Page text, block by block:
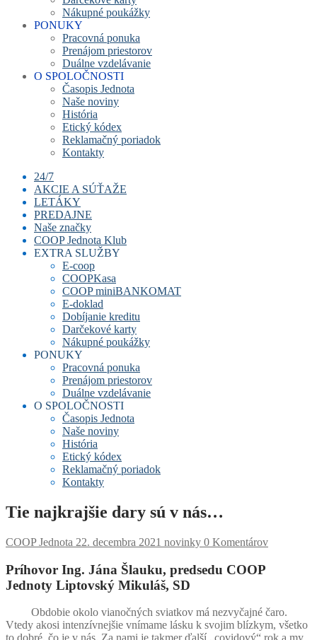
Nákupné poukážky
PONUKY
Pracovná ponuka
Prenájom priestorov
Duálne vzdelávanie
O SPOLOČNOSTI
Časopis Jednota
Naše noviny
História
Etický kódex
Reklamačný poriadok
Kontakty
24/7
AKCIE A SÚŤAŽE
LETÁKY
PREDAJNE
Naše značky
COOP Jednota Klub
EXTRA SLUŽBY
E-coop
COOPKasa
COOP miniBANKOMAT
E-doklad
Dobíjanie kreditu
Darčekové karty
Nákupné poukážky
PONUKY
Pracovná ponuka
Prenájom priestorov
Duálne vzdelávanie
O SPOLOČNOSTI
Časopis Jednota
Naše noviny
História
Etický kódex
Reklamačný poriadok
Kontakty
Tie najkrajšie dary sú v nás…
COOP Jednota 22. decembra 2021 novinky 0 Komentárov
Príhovor Ing. Jána Šlauku, predsedu COOP
Jednoty Liptovský Mikuláš, SD
Obdobie okolo vianočných sviatkov má nezvyčajné čaro.
Vtedy akosi intenzívnejšie vnímame lásku k svojim blízkym, všetko